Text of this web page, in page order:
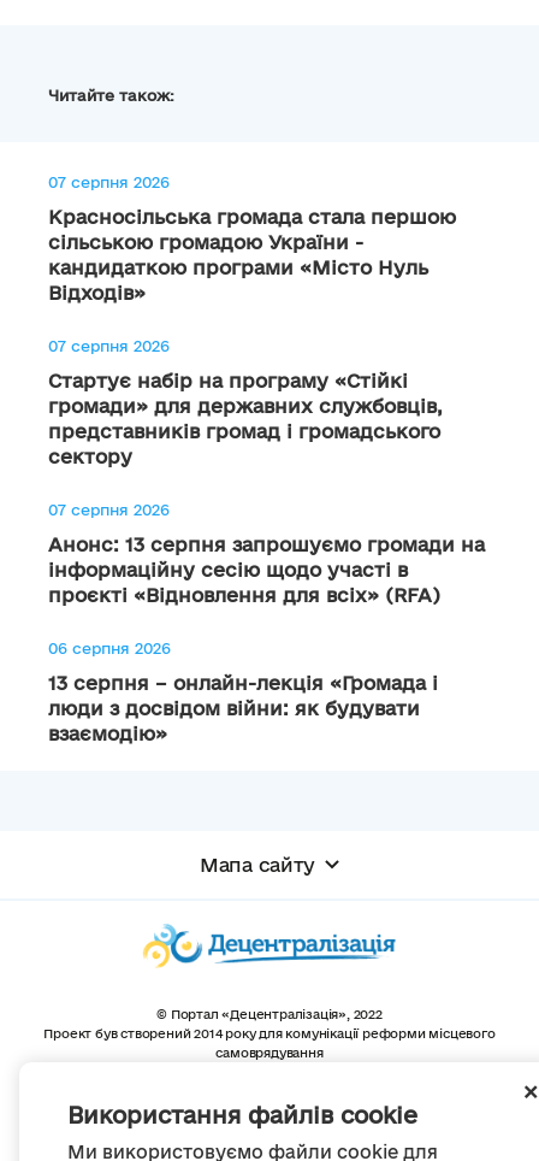
Використання файлів cookie
Ми використовуємо файли cookie для
Читайте також:
07 серпня 2026
Красносільська громада стала першою
сільською громадою України -
кандидаткою програми «Місто Нуль
Відходів»
07 серпня 2026
Стартує набір на програму «Стійкі
громади» для державних службовців,
представників громад і громадського
сектору
07 серпня 2026
Анонс: 13 серпня запрошуємо громади на
інформаційну сесію щодо участі в
проєкті «Відновлення для всіх» (RFA)
06 серпня 2026
13 серпня – онлайн-лекція «Громада і
люди з досвідом війни: як будувати
взаємодію»
Мапа сайту
© Портал «Децентралізація», 2022
Проект був створений 2014 року для комунікації реформи місцевого
самоврядування
Весь контент доступний за ліцензією
Creative Commons Attribution 4.0 International license,
якщо не зазначено інше